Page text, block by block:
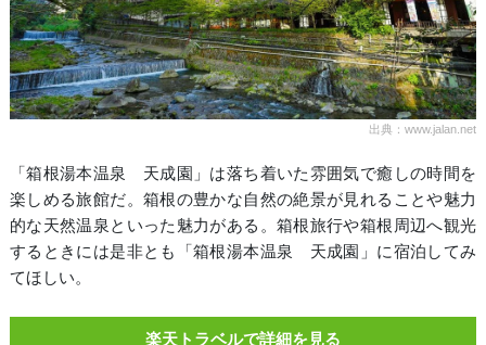
出典：www.jalan.net
「箱根湯本温泉 天成園」は落ち着いた雰囲気で癒しの時間を
楽しめる旅館だ。箱根の豊かな自然の絶景が見れることや魅力
的な天然温泉といった魅力がある。箱根旅行や箱根周辺へ観光
するときには是非とも「箱根湯本温泉 天成園」に宿泊してみ
てほしい。
楽天トラベルで詳細を見る